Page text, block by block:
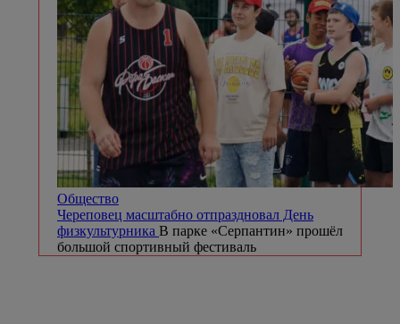
Общество
Череповец масштабно отпраздновал День
физкультурника В парке «Серпантин» прошёл
большой спортивный фестиваль